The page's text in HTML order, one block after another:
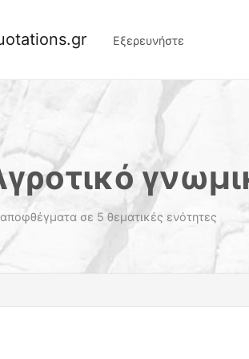
Εξερευνήστε
σε 5 θεματικές ενότητες